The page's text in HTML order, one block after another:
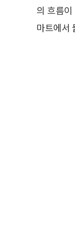
의 흐름
마트에서